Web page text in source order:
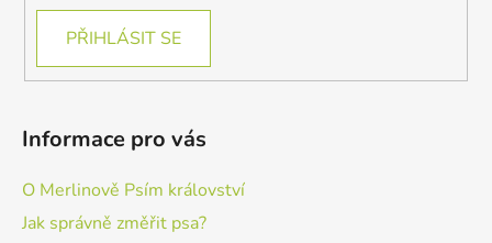
PŘIHLÁSIT SE
Informace pro vás
O Merlinově Psím království
Jak správně změřit psa?